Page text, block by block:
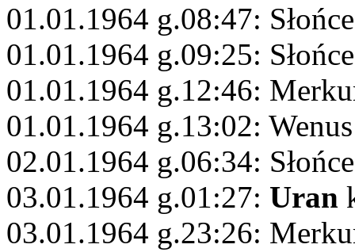
01.01.1964 g.08:47:
01.01.1964 g.09:25:
01.01.1964 g.12:46:
01.01.1964 g.13:02:
02.01.1964 g.06:34:
03.01.1964 g.01:27: Uran
03.01.1964 g.23:26: